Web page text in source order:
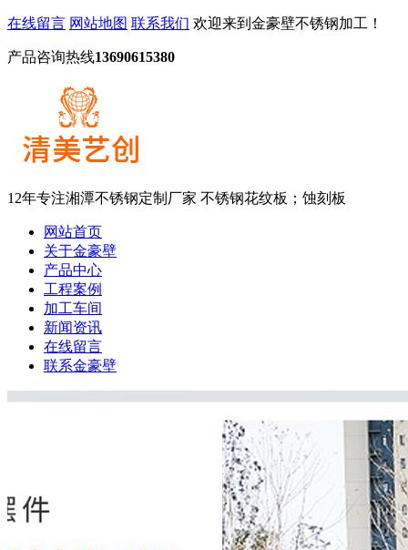
在线留言 网站地图 联系我们 欢迎来到金豪壁不锈钢加工！
产品咨询热线13690615380
12年专注湘潭不锈钢定制厂家 不锈钢花纹板；蚀刻板
网站首页
关于金豪壁
产品中心
工程案例
加工车间
新闻资讯
在线留言
联系金豪壁